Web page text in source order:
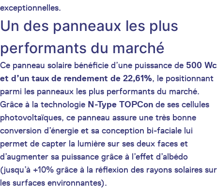
exceptionnelles.
Un des panneaux les plus
performants du marché
Ce panneau solaire bénéficie d’une puissance de 500 Wc
et d’un taux de rendement de 22,61%, le positionnant
parmi les panneaux les plus performants du marché.
Grâce à la technologie N-Type TOPCon de ses cellules
photovoltaïques, ce panneau assure une très bonne
conversion d’énergie et sa conception bi-faciale lui
permet de capter la lumière sur ses deux faces et
d’augmenter sa puissance grâce à l’effet d’albédo
(jusqu’à +10% grâce à la réflexion des rayons solaires sur
les surfaces environnantes).